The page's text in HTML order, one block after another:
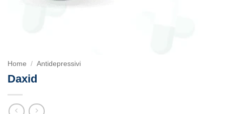
Home / Antidepressivi
Daxid